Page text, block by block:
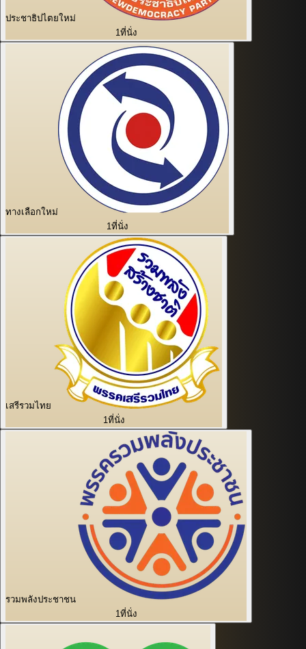
ประชาธิปไตยใหม่
1ที่นั่ง
ทางเลือกใหม่
1ที่นั่ง
เสรีรวมไทย
1ที่นั่ง
รวมพลังประชาชน
1ที่นั่ง